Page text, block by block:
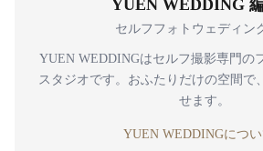
YUEN WEDDING
セルフフォトウェディン
YUEN WEDDINGはセルフ撮影専門の
スタジオです。おふたりだけの空間で
せます。
YUEN WEDDINGについ